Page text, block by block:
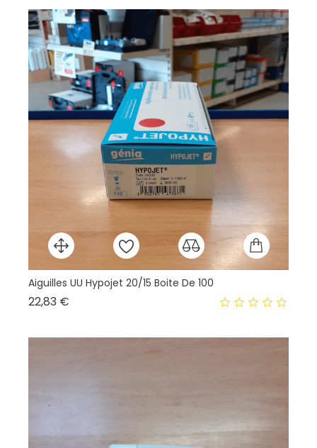
Aiguilles UU Hypojet 20/15 Boite De 100
22,83 €